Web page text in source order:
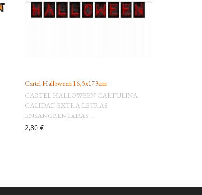
Cartel Halloween 16,5x173cm
CARTEL HALLOWEEN CARTULINA
CALIDAD EXTRA LETRAS
ENSANGRENTADAS ...
2,80 €